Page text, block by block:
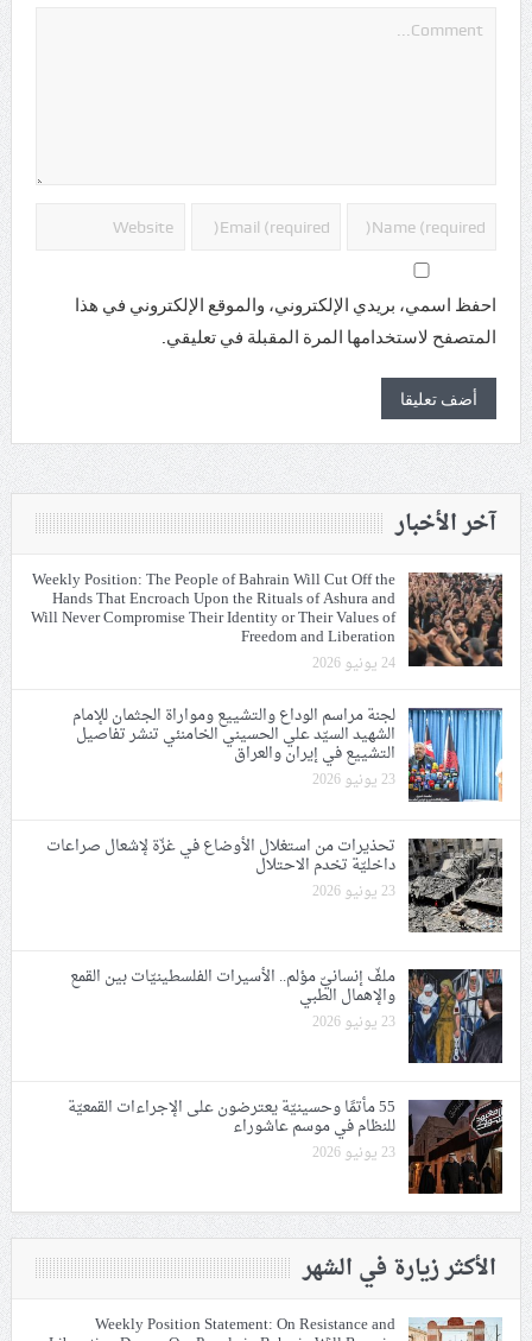
احفظ اسمي، بريدي الإلكتروني، والموقع الإلكتروني في هذا
المتصفح لاستخدامها المرة المقبلة في تعليقي.
آخر الأخبار
Weekly Position: The People of Bahrain Will Cut Off the
Hands That Encroach Upon the Rituals of Ashura and
Will Never Compromise Their Identity or Their Values of
Freedom and Liberation
24 يونيو 2026
لجنة مراسم الوداع والتشييع ومواراة الجثمان للإمام
الشهيد السيّد علي الحسيني الخامنئي تنشر تفاصيل
التشييع في إيران والعراق
23 يونيو 2026
تحذيرات من استغلال الأوضاع في غزّة لإشعال صراعات
داخليّة تخدم الاحتلال
23 يونيو 2026
ملفّ إنسانيّ مؤلم.. الأسيرات الفلسطينيّات بين القمع
والإهمال الطبي
23 يونيو 2026
55 مأتمًا وحسينيّة يعترضون على الإجراءات القمعيّة
للنظام في موسم عاشوراء
23 يونيو 2026
الأكثر زيارة في الشهر
Weekly Position Statement: On Resistance and